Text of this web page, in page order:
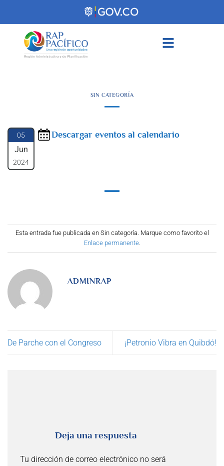
SIN CATEGORÍA
05
Jun
2024
Descargar eventos al calendario
Esta entrada fue publicada en Sin categoría. Marque como favorito el
Enlace permanente.
ADMINRAP
De Parche con el Congreso ¡Petronio Vibra en Quibdó!
Deja una respuesta
Tu dirección de correo electrónico no será